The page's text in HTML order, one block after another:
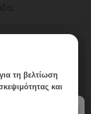
τη βελτίωση
και